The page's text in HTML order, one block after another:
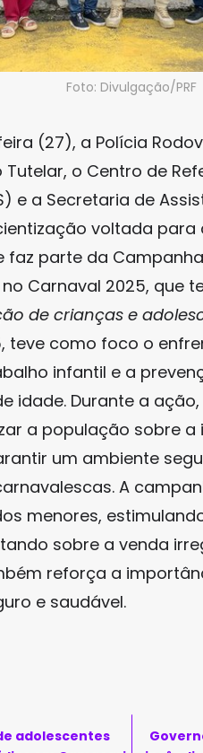
Foto: Divulgação/PRF
(27), a Polícia
o Centro de
e a Secretaria de
voltada
faz parte da
Carnaval 2025, que
de crianças e
teve como foco o
infantil e a
idade. Durante a
a população sobre
um ambiente
A
menores,
sobre a venda
reforça a
e saudável.
adolescentes